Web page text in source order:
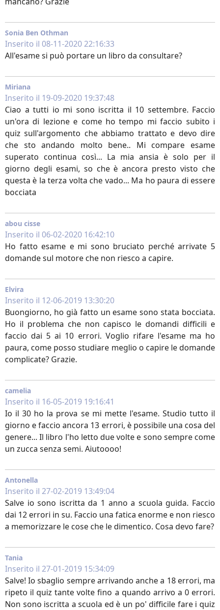
Sonia Ben Othman
Inserito il 08-11-2020 22:16:33
All'esame si può portare un libro da consultare?
Miriana
Inserito il 19-09-2020 19:37:48
Ciao a tutti io mi sono iscritta il 10 settembre. Faccio
un'ora di lezione e come ho tempo mi faccio subito i
quiz sull'argomento che abbiamo trattato e devo dire
che sto andando molto bene.. Mi compare esame
superato continua così... La mia ansia è solo per il
giorno degli esami, so che è ancora presto visto che
questa è la terza volta che vado... Ma ho paura di essere
bocciata
abou cisse
Inserito il 06-02-2020 16:42:10
Ho fatto esame e mi sono bruciato perché arrivate 5
domande sul motore che non riesco a capire.
Elvira
Inserito il 12-06-2019 13:30:20
Buongiorno, ho già fatto un esame sono stata bocciata.
Ho il problema che non capisco le domandi difficili e
faccio dai 5 ai 10 errori. Voglio rifare l'esame ma ho
paura, come posso studiare meglio o capire le domande
complicate? Grazie.
camelia
Inserito il 16-05-2019 19:16:41
Io il 30 ho la prova se mi mette l'esame. Studio tutto il
giorno e faccio ancora 13 errori, è possibile una cosa del
genere... Il libro l'ho letto due volte e sono sempre come
un zucca senza semi. Aiutoooo!
Antonella
Inserito il 27-02-2019 13:49:04
Salve io sono iscritta da 1 anno a scuola guida. Faccio
dai 12 errori in su. Faccio una fatica enorme e non riesco
a memorizzare le cose che le dimentico. Cosa devo fare?
Tania
Inserito il 27-01-2019 15:34:09
Salve! Io sbaglio sempre arrivando anche a 18 errori, ma
ripeto il quiz tante volte fino a quando arrivo a 0 errori.
Non sono iscritta a scuola ed è un po' difficile fare i quiz